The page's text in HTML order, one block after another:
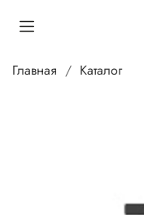
Главная Каталог